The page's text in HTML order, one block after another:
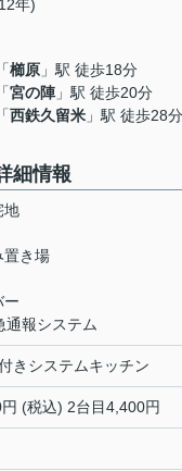
年)
「櫛原 」駅 徒歩18分
「宮の陣」駅 徒歩20分
「西鉄久留米 」駅 徒歩28分
細情報
地
置き場
ー
通報システム
きシステムキッチン
(税込) 2台目4,400円